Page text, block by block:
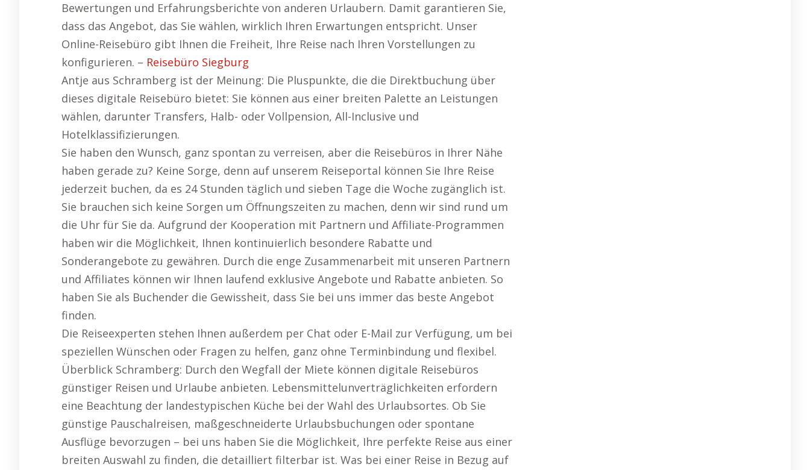
Bewertungen und Erfahrungsberichte von anderen Urlaubern. Damit garantieren Sie,
dass das Angebot, das Sie wählen, wirklich Ihren Erwartungen entspricht. Unser
Online-Reisebüro gibt Ihnen die Freiheit, Ihre Reise nach Ihren Vorstellungen zu
konfigurieren. – Reisebüro Siegburg
Antje aus Schramberg ist der Meinung: Die Pluspunkte, die die Direktbuchung über
dieses digitale Reisebüro bietet: Sie können aus einer breiten Palette an Leistungen
wählen, darunter Transfers, Halb- oder Vollpension, All-Inclusive und
Hotelklassifizierungen.
Sie haben den Wunsch, ganz spontan zu verreisen, aber die Reisebüros in Ihrer Nähe
haben gerade zu? Keine Sorge, denn auf unserem Reiseportal können Sie Ihre Reise
jederzeit buchen, da es 24 Stunden täglich und sieben Tage die Woche zugänglich ist.
Sie brauchen sich keine Sorgen um Öffnungszeiten zu machen, denn wir sind rund um
die Uhr für Sie da. Aufgrund der Kooperation mit Partnern und Affiliate-Programmen
haben wir die Möglichkeit, Ihnen kontinuierlich besondere Rabatte und
Sonderangebote zu gewähren. Durch die enge Zusammenarbeit mit unseren Partnern
und Affiliates können wir Ihnen laufend exklusive Angebote und Rabatte anbieten. So
haben Sie als Buchender die Gewissheit, dass Sie bei uns immer das beste Angebot
finden.
Die Reiseexperten stehen Ihnen außerdem per Chat oder E-Mail zur Verfügung, um bei
speziellen Wünschen oder Fragen zu helfen, ganz ohne Terminbindung und flexibel.
Überblick Schramberg: Durch den Wegfall der Miete können digitale Reisebüros
günstiger Reisen und Urlaube anbieten. Lebensmittelunverträglichkeiten erfordern
eine Beachtung der landestypischen Küche bei der Wahl des Urlaubsortes. Ob Sie
günstige Pauschalreisen, maßgeschneiderte Urlaubsbuchungen oder spontane
Ausflüge bevorzugen – bei uns haben Sie die Möglichkeit, Ihre perfekte Reise aus einer
breiten Auswahl zu finden, die detailliert filterbar ist. Was bei einer Reise in Bezug auf